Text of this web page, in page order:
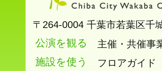
〒264-0004 千葉市若葉区千
公演を観る 主催・共催事
施設を使う フロアガイド